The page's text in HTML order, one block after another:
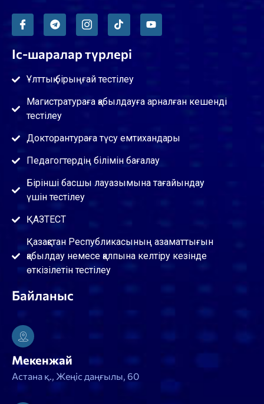
Іс-шаралар түрлері
Ұлттық бірыңғай тестілеу
Магистратураға қабылдауға арналған кешенді
тестілеу
Докторантураға түсу емтихандары
Педагогтердің білімін бағалау
Бірінші басшы лауазымына тағайындау
үшін тестілеу
ҚАЗТЕСТ
Қазақстан Республикасының азаматтығын
қабылдау немесе қалпына келтіру кезінде
өткізілетін тестілеу
Байланыс
Мекенжай
Астана қ., Жеңіс даңғылы, 60